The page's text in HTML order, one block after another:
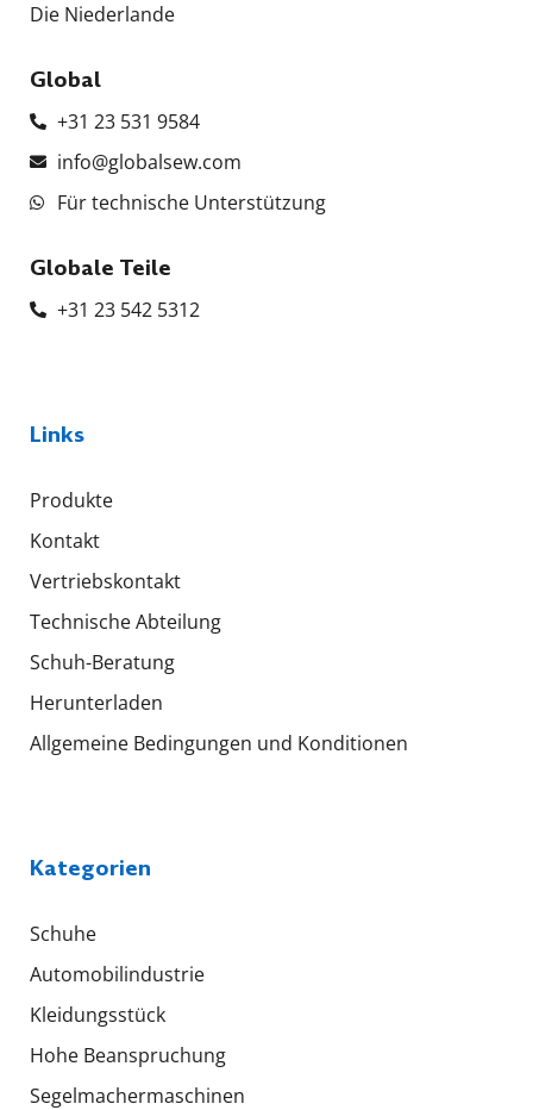
Die Niederlande
Global
+31 23 531 9584
info@globalsew.com
Für technische Unterstützung
Globale Teile
+31 23 542 5312
Links
Produkte
Kontakt
Vertriebskontakt
Technische Abteilung
Schuh-Beratung
Herunterladen
Allgemeine Bedingungen und Konditionen
Kategorien
Schuhe
Automobilindustrie
Kleidungsstück
Hohe Beanspruchung
Segelmachermaschinen